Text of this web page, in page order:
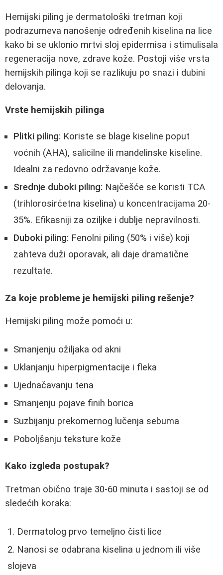
Hemijski piling je dermatološki tretman koji
podrazumeva nanošenje određenih kiselina na lice
kako bi se uklonio mrtvi sloj epidermisa i stimulisala
regeneracija nove, zdrave kože. Postoji više vrsta
hemijskih pilinga koji se razlikuju po snazi i dubini
delovanja.
Vrste hemijskih pilinga
Plitki piling: Koriste se blage kiseline poput
voćnih (AHA), salicilne ili mandelinske kiseline.
Idealni za redovno održavanje kože.
Srednje duboki piling: Najčešće se koristi TCA
(trihlorosirćetna kiselina) u koncentracijama 20-
35%. Efikasniji za oziljke i dublje nepravilnosti.
Duboki piling: Fenolni piling (50% i više) koji
zahteva duži oporavak, ali daje dramatične
rezultate.
Za koje probleme je hemijski piling rešenje?
Hemijski piling može pomoći u:
Smanjenju ožiljaka od akni
Uklanjanju hiperpigmentacije i fleka
Ujednačavanju tena
Smanjenju pojave finih borica
Suzbijanju prekomernog lučenja sebuma
Poboljšanju teksture kože
Kako izgleda postupak?
Tretman obično traje 30-60 minuta i sastoji se od
sledećih koraka:
Dermatolog prvo temeljno čisti lice
Nanosi se odabrana kiselina u jednom ili više
slojeva